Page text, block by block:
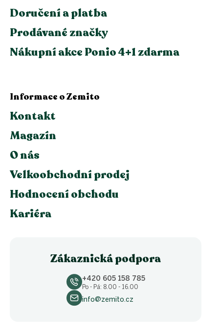
Doručení a platba
Prodávané značky
Nákupní akce Ponio 4+1 zdarma
Informace o Zemito
Kontakt
Magazín
O nás
Velkoobchodní prodej
Hodnocení obchodu
Kariéra
Zákaznická podpora
+420 605 158 785
Po - Pá: 8.00 - 16.00
info@zemito.cz